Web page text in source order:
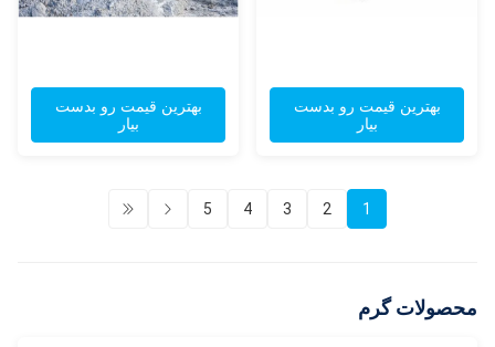
بهترین قیمت رو بدست
بیار
بهترین قیمت رو بدست
بیار
1
2
3
4
5
محصولات گرم